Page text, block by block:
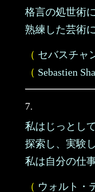
格言の処世術
熟練した芸術
（ セバスチャ
（ Sebastien
7.
私はじっとし
探索し、実験
私は自分の仕
（ ウォルト・